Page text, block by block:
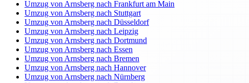
Umzug von Arnsberg nach Frankfurt am Main
Umzug von Arnsberg nach Stuttgart
Umzug von Arnsberg nach Düsseldorf
Umzug von Arnsberg nach Leipzig
Umzug von Arnsberg nach Dortmund
Umzug von Arnsberg nach Essen
Umzug von Arnsberg nach Bremen
Umzug von Arnsberg nach Hannover
Umzug von Arnsberg nach Nürnberg